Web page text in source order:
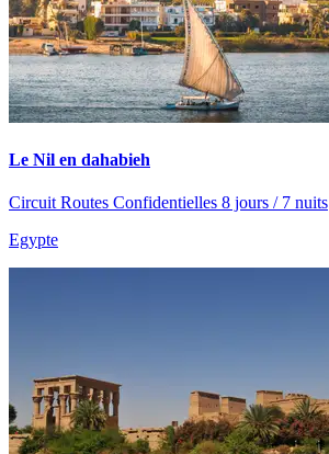
Le Nil en dahabieh
Circuit Routes Confidentielles 8 jours / 7 nuits
Egypte